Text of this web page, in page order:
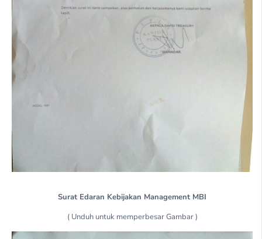
Surat Edaran Kebijakan Management MBI
( Unduh untuk memperbesar Gambar )